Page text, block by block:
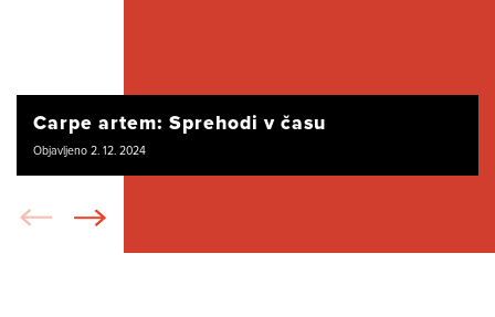
Carpe artem: Sprehodi v času
Objavljeno 2. 12. 2024